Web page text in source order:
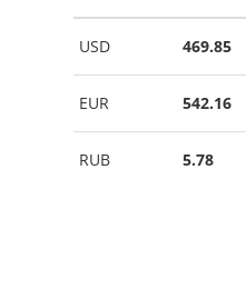
USD 469.85
EUR 542.16
RUB 5.78